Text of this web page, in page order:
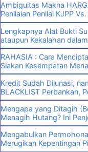
Ambiguitas Makna
Penilaian Penilai KJPP
Lengkapnya Alat Bukti
ataupun Kekalahan
RAHASIA : Cara
Siakan Kesempatan
Kredit Sudah Dilunasi,
BLACKLIST Perbankan,
Mengapa yang Ditagih
Menagih Hutang? Ini
Mengabulkan
Merugikan Kepentingan